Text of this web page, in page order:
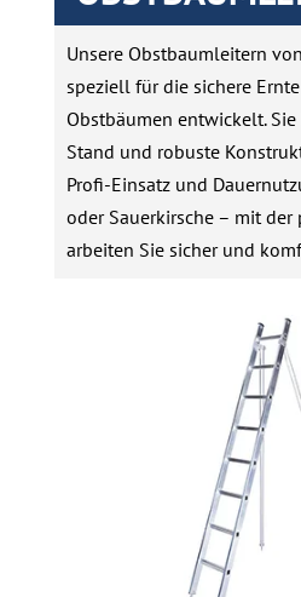
Unsere Obstbaumleitern
speziell für die sichere
Obstbäumen entwickelt.
Stand und robuste
Profi-Einsatz und
oder Sauerkirsche – mit der
arbeiten Sie sicher und